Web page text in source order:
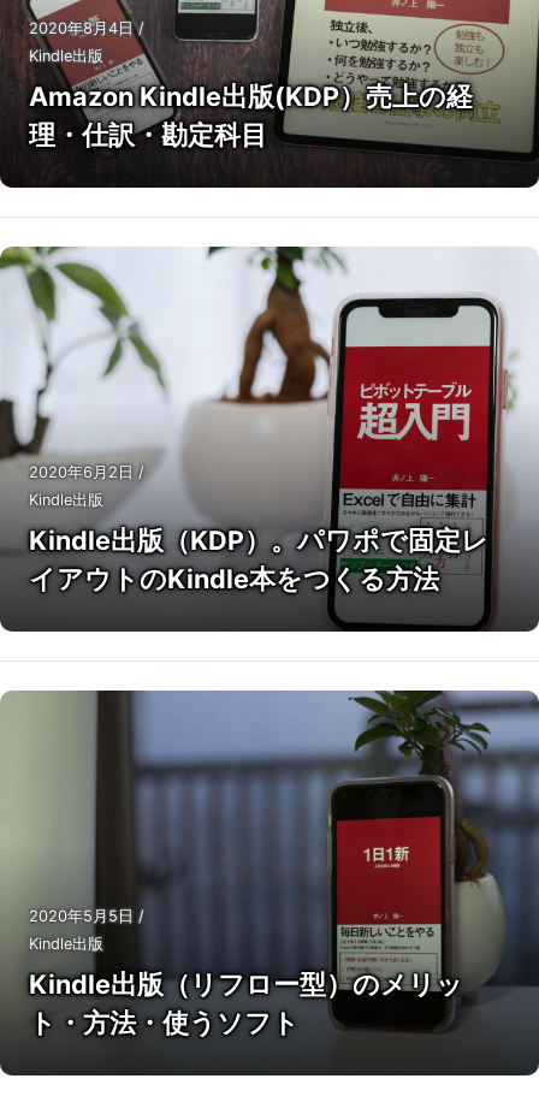
2020年8月4日/
Kindle出版
Amazon Kindle出版(KDP）売上の経
理・仕訳・勘定科目
2020年6月2日/
Kindle出版
Kindle出版（KDP）。パワポで固定レ
イアウトのKindle本をつくる方法
2020年5月5日 /
Kindle出版
Kindle出版（リフロー型）のメリッ
ト・方法・使うソフト